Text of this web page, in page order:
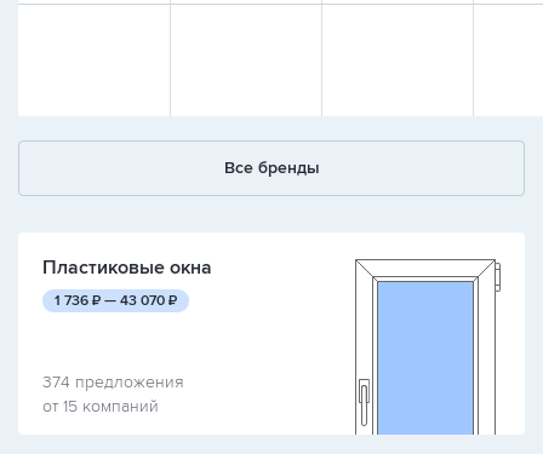
Все бренды
Пластиковые окна
1 736 руб.
₽ — 43 070 руб.
₽
374 предложения
от 15 компаний